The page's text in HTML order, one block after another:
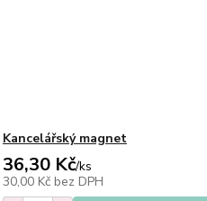
Kancelářský magnet
36,30 Kč/ks
30,00 Kč bez DPH